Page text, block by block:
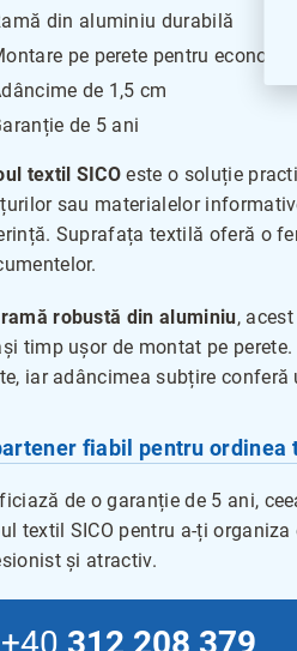
din aluminiu durabilă
pe perete pentru
de 1,5 cm
de 5 ani
textil SICO este o soluție
sau materialelor
Suprafața textilă oferă o
ramă robustă din aluminiu,
timp ușor de montat pe
iar adâncimea subțire conferă
fiabil pentru ordinea
de o garanție de 5 ani,
textil SICO pentru a-ți
și atractiv.